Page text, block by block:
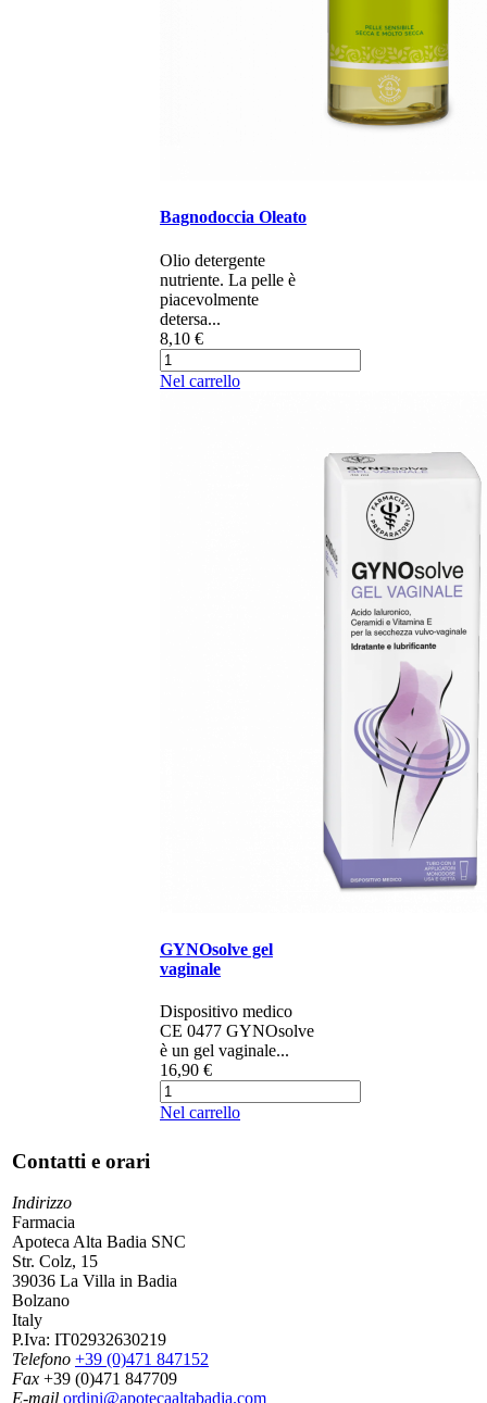
Bagnodoccia Oleato
Olio detergente
nutriente. La pelle è
piacevolmente
detersa...
8,10 €
Nel carrello
GYNOsolve gel
vaginale
Dispositivo medico
CE 0477 GYNOsolve
è un gel vaginale...
16,90 €
Nel carrello
Contatti e orari
Indirizzo
Farmacia
Apoteca Alta Badia SNC
Str. Colz, 15
39036 La Villa in Badia
Bolzano
Italy
P.Iva: IT02932630219
Telefono +39 (0)471 847152
Fax +39 (0)471 847709
E-mail ordini@apotecaaltabadia.com